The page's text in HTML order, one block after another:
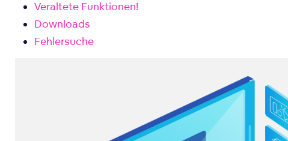
Veraltete Funktionen!
Downloads
Fehlersuche